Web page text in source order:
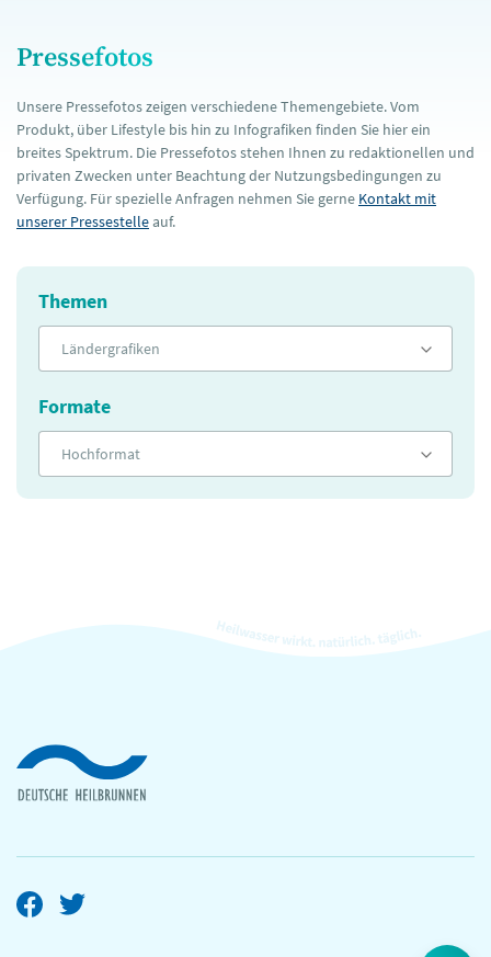
Pressefotos
Unsere Pressefotos zeigen verschiedene Themengebiete. Vom
Produkt, über Lifestyle bis hin zu Infografiken finden Sie hier ein
breites Spektrum. Die Pressefotos stehen Ihnen zu redaktionellen und
privaten Zwecken unter Beachtung der Nutzungsbedingungen zu
Verfügung. Für spezielle Anfragen nehmen Sie gerne Kontakt mit
unserer Pressestelleauf.
Themen
Ländergrafiken
Formate
Hochformat